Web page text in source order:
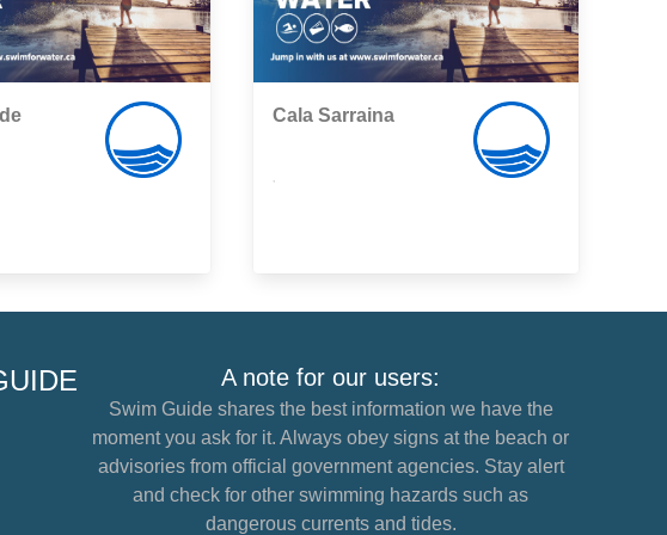
Cala Sarraina
A note for our users:
Swim Guide shares the best information we have the
moment you ask for it. Always obey signs at the beach or
advisories from official government agencies. Stay alert
and check for other swimming hazards such as
dangerous currents and tides.